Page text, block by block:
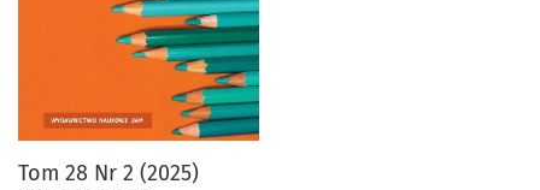
Tom 28 Nr 2 (2025)